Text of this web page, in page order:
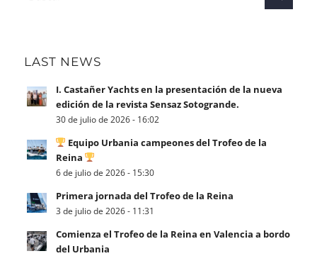
LAST NEWS
I. Castañer Yachts en la presentación de la nueva
edición de la revista Sensaz Sotogrande.
30 de julio de 2026 - 16:02
Equipo Urbania campeones del Trofeo de la
Reina
6 de julio de 2026 - 15:30
Primera jornada del Trofeo de la Reina
3 de julio de 2026 - 11:31
Comienza el Trofeo de la Reina en Valencia a bordo
del Urbania